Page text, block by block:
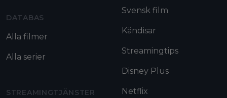
DATABAS
Alla filmer
Alla serier
STREAMINGTJÄNSTER
Svensk film
Kändisar
Streamingtips
Disney Plus
Netflix